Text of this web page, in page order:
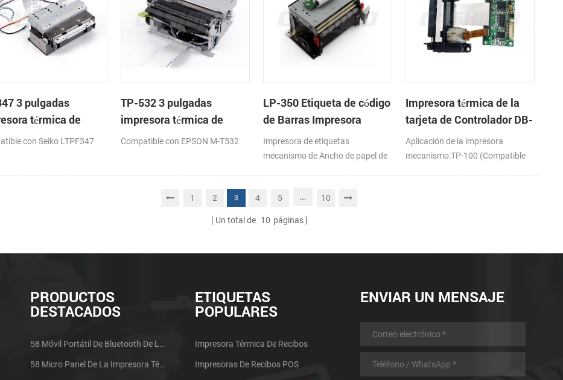
3 pulgadas
térmica de
con cortador
con Seiko LTPF347
TP-532 3 pulgadas
impresora térmica de
cabeza con cortador
Compatible con EPSON M-T532
LP-350 Etiqueta de código
de Barras Impresora
Mecanismo de
Impresora de etiquetas
mecanismo de Ancho de papel de
Impresora térmica de la
tarjeta de Controlador DB-
100
Aplicación de la impresora
mecanismo:TP-100 (Compatible
1 2 3 4 5 ... 10
Un total de 10 páginas
PRODUCTOS
DESTACADOS
58 Móvil Portátil De Bluetooth De La Impresora Térmica De PTP-II
58 Micro Panel De La Impresora Térmica De Recibos CSN-A1
ETIQUETAS
POPULARES
Impresora Térmica De Recibos
Impresoras De Recibos POS
ENVIAR UN MENSAJE